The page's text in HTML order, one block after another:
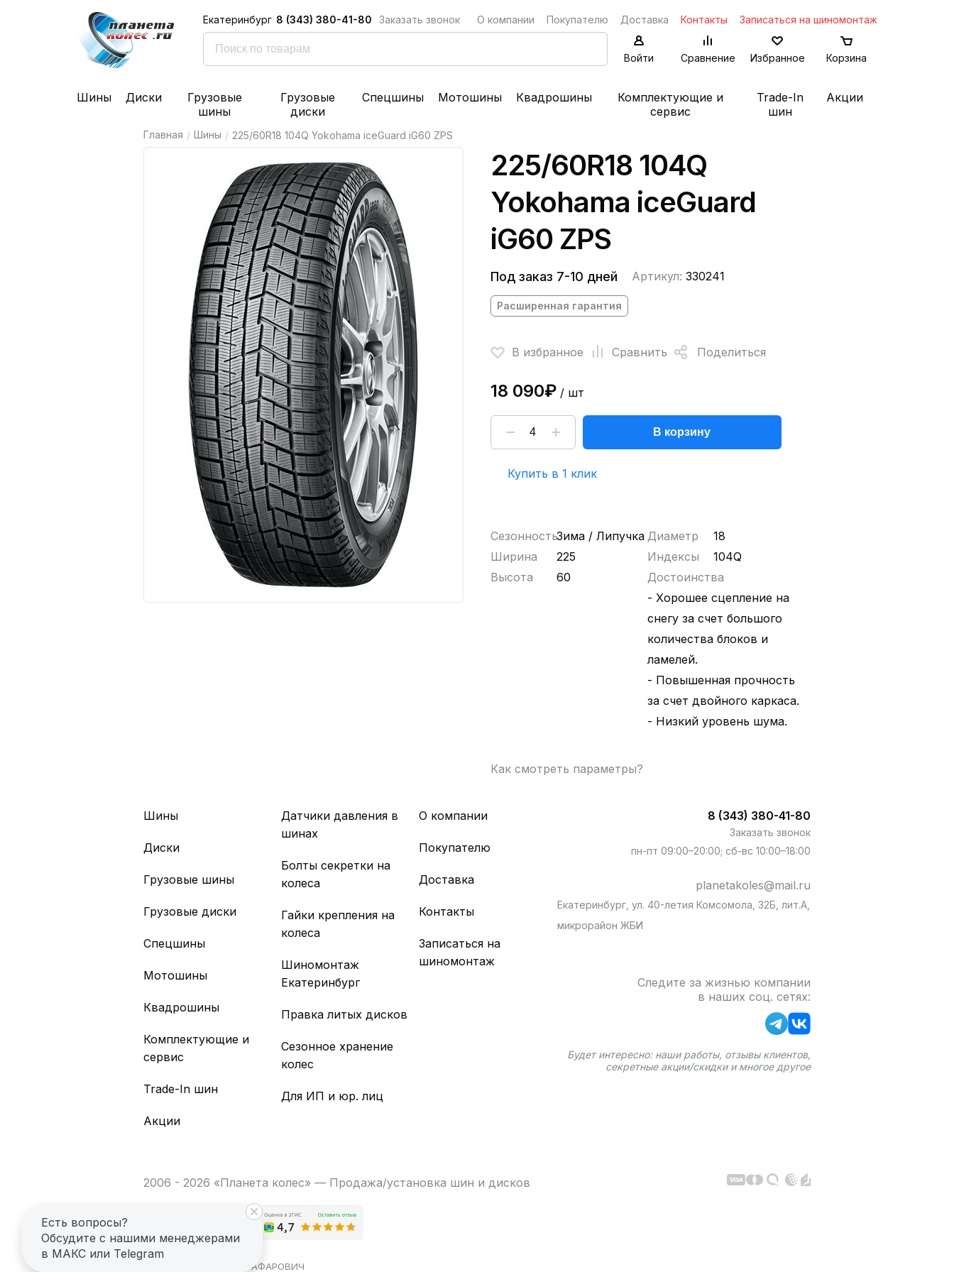
Екатеринбург 8 (343) 380-41-80 Заказать звонок О компании Покупателю Доставка Контакты Записаться на шиномонтаж
Войти Сравнение Избранное Корзина
Шины Диски
Грузовые
шины
Грузовые
диски
Спецшины Мотошины Квадрошины
Комплектующие и
сервис
Trade-In
шин
Акции
Главная / Шины / 225/60R18 104Q Yokohama iceGuard iG60 ZPS
225/60R18 104Q
Yokohama iceGuard
iG60 ZPS
Под заказ 7-10 дней Артикул: 330241
Расширенная гарантия
В избранное Сравнить Поделиться
18 090₽/ шт
В корзину
Купить в 1 клик
СезонностьЗима / Липучка
Ширина
225
Высота
60
Диаметр
18
Индексы
104Q
Достоинства
- Хорошее сцепление на
снегу за счет большого
количества блоков и
ламелей.
- Повышенная прочность
за счет двойного каркаса.
- Низкий уровень шума.
Как смотреть параметры?
Шины
Диски
Грузовые шины
Грузовые диски
Спецшины
Мотошины
Квадрошины
Комплектующие и
сервис
Trade-In шин
Акции
Датчики давления в
шинах
Болты секретки на
колеса
Гайки крепления на
колеса
Шиномонтаж
Екатеринбург
Правка литых дисков
Сезонное хранение
колес
Для ИП и юр. лиц
О компании
Покупателю
Доставка
Контакты
Записаться на
шиномонтаж
8 (343) 380-41-80
Заказать звонок
пн-пт 09:00–20:00; сб-вс 10:00–18:00
planetakoles@mail.ru
Екатеринбург, ул. 40-летия Комсомола, 32Б, лит.А,
микрорайон ЖБИ
Следите за жизнью компании
в наших соц. сетях:
Будет интересно: наши работы, отзывы клиентов,
секретные акции/скидки и многое другое
2006 - 2026 «Планета колес» — Продажа/установка шин и дисков
ИП САГДЕЕВ ДИНАР ЯГАФАРОВИЧ
Есть вопросы?
Обсудите с нашими менеджерами
в МАКС или Telegram